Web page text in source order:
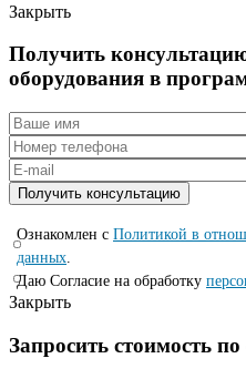
Закрыть
Получить
оборудования в
Ознакомлен с Политикой в
данных.
Даю Согласие на обработку
Закрыть
Запросить стоимость